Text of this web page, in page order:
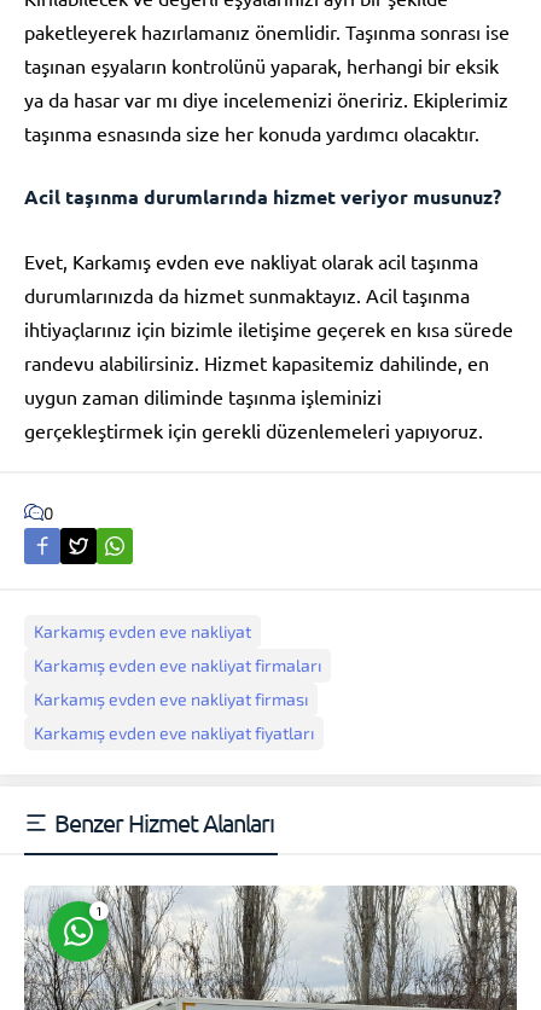
paketleyerek hazırlamanız önemlidir. Taşınma sonrası ise
taşınan eşyaların kontrolünü yaparak, herhangi bir eksik
ya da hasar var mı diye incelemenizi öneririz. Ekiplerimiz
taşınma esnasında size her konuda yardımcı olacaktır.
Acil taşınma durumlarında hizmet veriyor musunuz?
Evet, Karkamış evden eve nakliyat olarak acil taşınma
durumlarınızda da hizmet sunmaktayız. Acil taşınma
ihtiyaçlarınız için bizimle iletişime geçerek en kısa sürede
randevu alabilirsiniz. Hizmet kapasitemiz dahilinde, en
uygun zaman diliminde taşınma işleminizi
gerçekleştirmek için gerekli düzenlemeleri yapıyoruz.
0
Karkamış evden eve nakliyat
Karkamış evden eve nakliyat firmaları
Karkamış evden eve nakliyat firması
Karkamış evden eve nakliyat fiyatları
Benzer Hizmet Alanları
Cevap Yaz
1